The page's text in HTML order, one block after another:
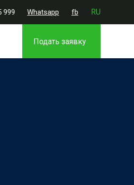
999 Whatsapp fb RU
Подать заявку